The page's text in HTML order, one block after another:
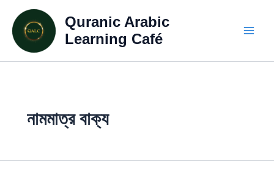
to
content
Quranic Arabic
Learning Café
নামমাত্র বাক্য